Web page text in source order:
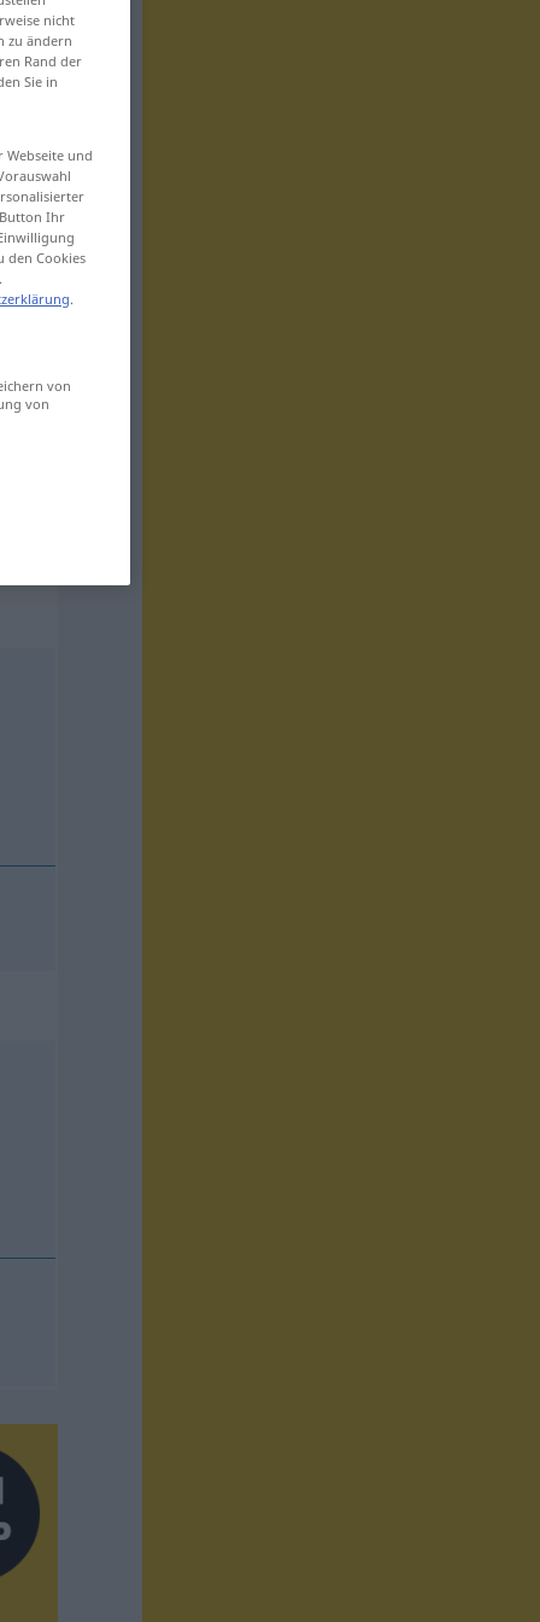
nicht
zu ändern
Rand der
Sie in
und
Ihr
den Cookies
.
von
von